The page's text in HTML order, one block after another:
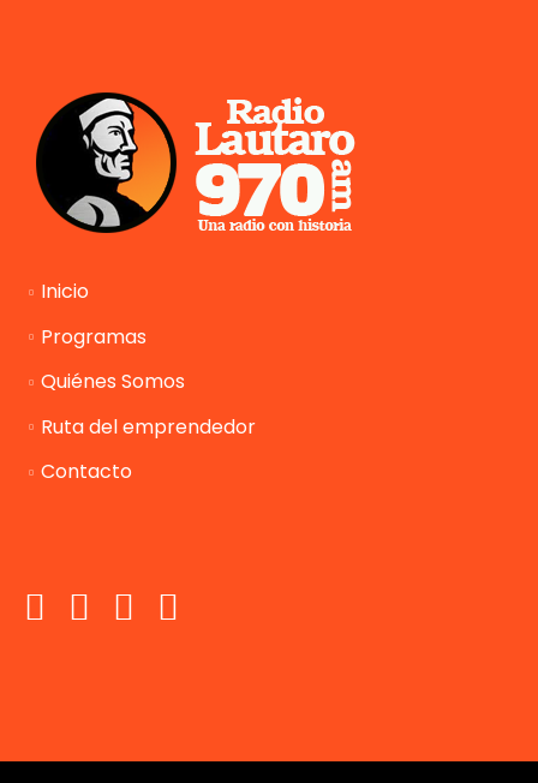
Inicio
Programas
Quiénes Somos
Ruta del emprendedor
Contacto